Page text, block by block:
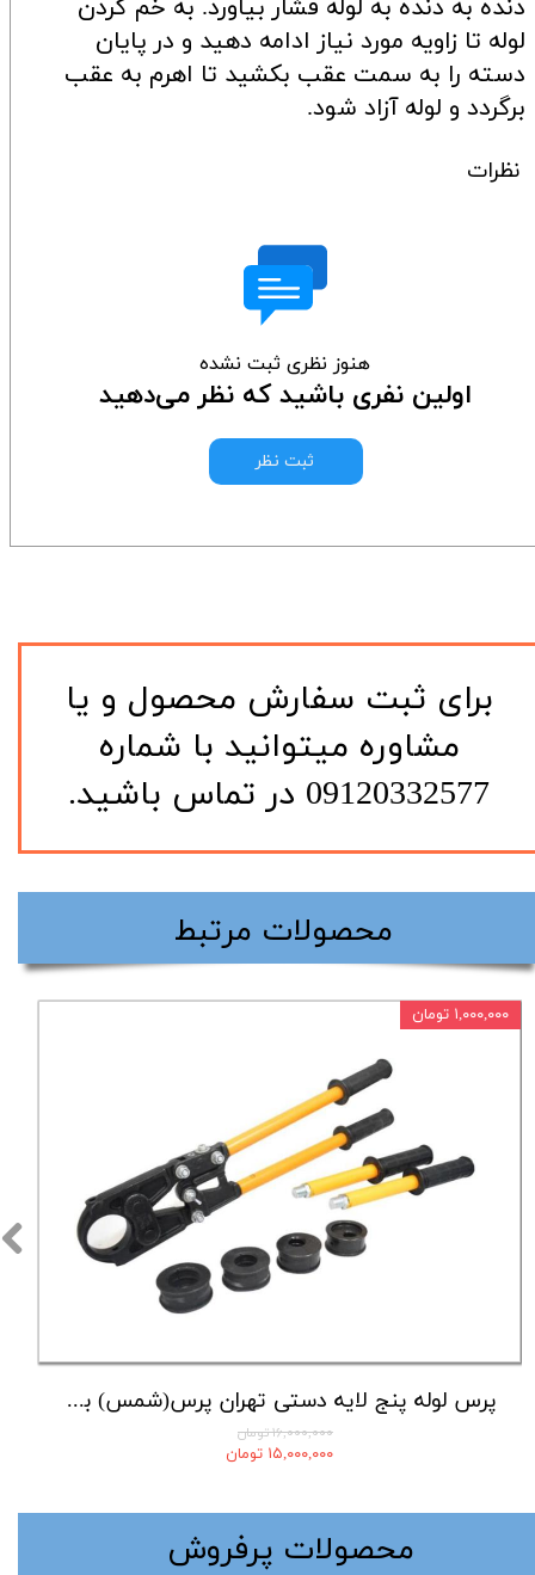
دنده به دنده به لوله فشار بیاورد. به خم کردن
لوله تا زاویه مورد نیاز ادامه دهید و در پایان
دسته را به سمت عقب بکشید تا اهرم به عقب
برگردد و لوله آزاد شود.
نظرات
هنوز نظری ثبت نشده
اولین نفری باشید که نظر می‌دهید
ثبت نظر
​برای ثبت سفارش محصول و یا
مشاوره میتوانید با شماره
09120332577 در تماس باشید.
​محصولات مرتبط
پرس لوله پنج لایه دستی تهران پرس(شمس) با لوازم کامل
۱۶,۰۰۰,۰۰۰ تومان
۱۵,۰۰۰,۰۰۰ تومان
۱,۰۰۰,۰۰۰ تومان
​محصولات پرفروش